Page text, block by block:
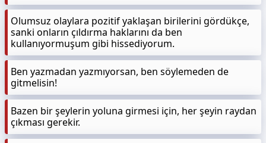
Olumsuz olaylara pozitif yaklaşan birilerini gördükçe,
sanki onların çıldırma haklarını da ben
kullanıyormuşum gibi hissediyorum.
Ben yazmadan yazmıyorsan, ben söylemeden de
gitmelisin!
Bazen bir şeylerin yoluna girmesi için, her şeyin raydan
çıkması gerekir.